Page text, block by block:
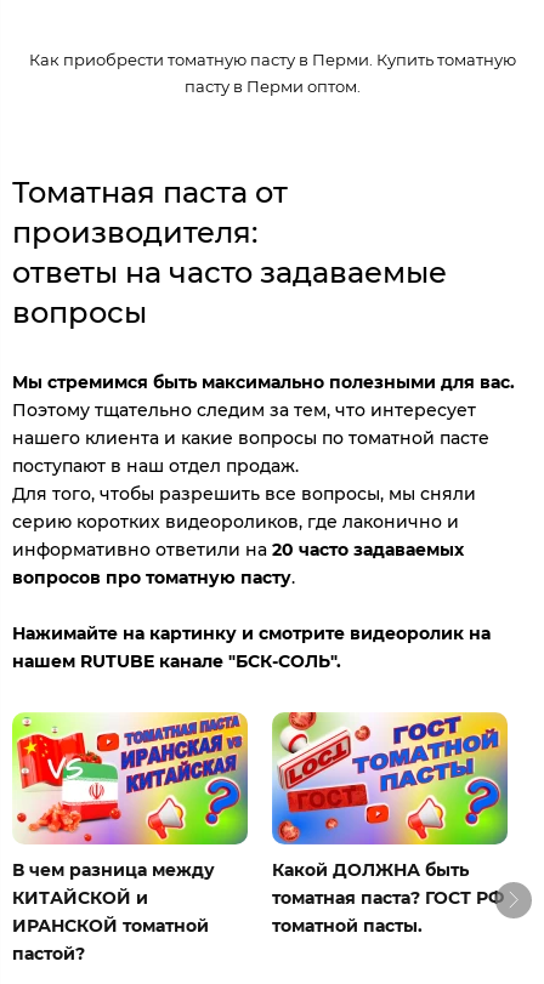
Как приобрести томатную пасту в Перми. Купить томатную
пасту в Перми оптом.
Томатная паста от
производителя:
ответы на часто задаваемые
вопросы
Мы стремимся быть максимально полезными для вас.
Поэтому тщательно следим за тем, что интересует
нашего клиента и какие вопросы по томатной пасте
поступают в наш отдел продаж.
Для того, чтобы разрешить все вопросы, мы сняли
серию коротких видеороликов, где лаконично и
информативно ответили на 20 часто задаваемых
вопросов про томатную пасту.
Нажимайте на картинку и смотрите видеоролик на
нашем RUTUBE канале "БСК-СОЛЬ".
В чем разница между
КИТАЙСКОЙ и
ИРАНСКОЙ томатной
пастой?
Какой ДОЛЖНА быть
томатная паста? ГОСТ РФ
томатной пасты.